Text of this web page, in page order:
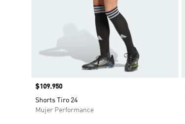
Precio
$109.950
Shorts Tiro 24
Mujer Performance